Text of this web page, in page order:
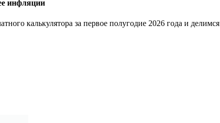
инфляции
калькулятора за первое полугодие 2026 года и делимся